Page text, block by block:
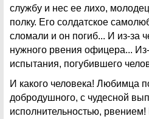
службу и нес ее лихо,
полку. Его солдатское
сломали и он погиб... И из-за
нужного рвения офицера... Из-
испытания, погубившего
И какого человека! Любимца
добродушного, с чудесной
исполнительностью,